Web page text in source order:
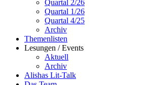
Quartal 2/26
Quartal 1/26
Quartal 4/25
Archiv
Themenlisten
Lesungen / Events
Aktuell
Archiv
Alishas Lit-Talk